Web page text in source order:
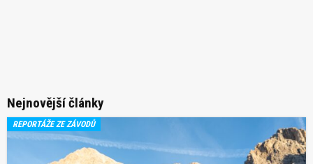
Nejnovější články
REPORTÁŽE ZE ZÁVODŮ